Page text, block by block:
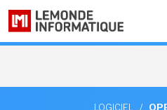
LOGICIEL /